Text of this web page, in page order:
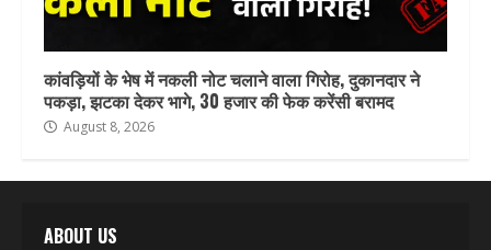
कांवड़ियों के भेष में नकली नोट चलाने वाला गिरोह, दुकानदार ने
पकड़ा, झटका देकर भागे, 30 हजार की फेक करेंसी बरामद
August 8, 2026
ABOUT US